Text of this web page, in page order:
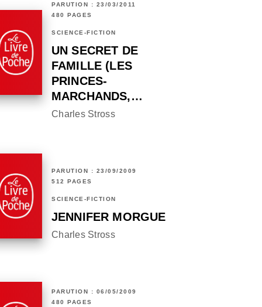
PARUTION : 23/03/2011
480 PAGES
SCIENCE-FICTION
UN SECRET DE
FAMILLE (LES
PRINCES-
MARCHANDS,…
Charles Stross
PARUTION : 23/09/2009
512 PAGES
SCIENCE-FICTION
JENNIFER MORGUE
Charles Stross
PARUTION : 06/05/2009
480 PAGES